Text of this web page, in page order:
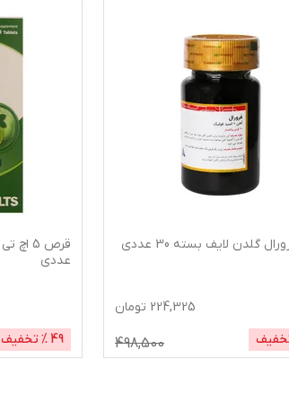
گلدن لایف بسته 30 عددی
224,325 تومان
498,500
عددی
49 % تخفیف